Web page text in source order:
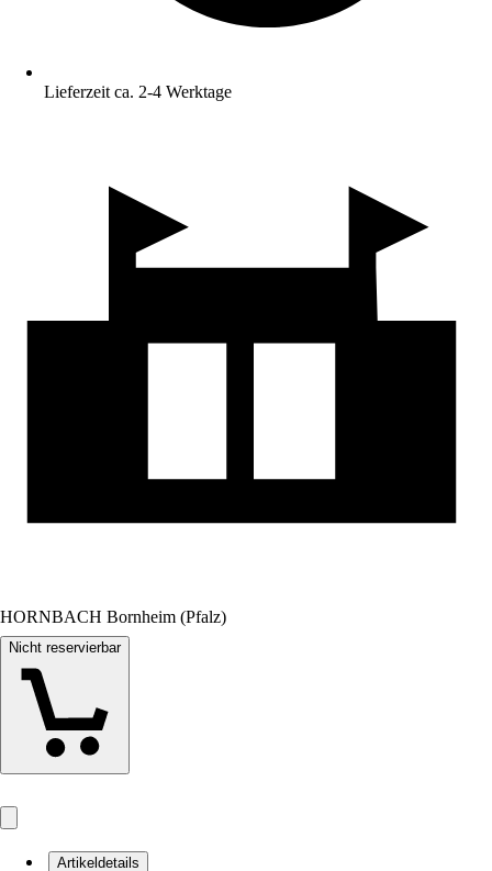
Lieferzeit ca. 2-4 Werktage
HORNBACH Bornheim (Pfalz)
Nicht reservierbar
Artikeldetails